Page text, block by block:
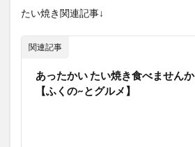
たい焼き関連記事↓
関連記事
あったかい たい焼き食べませんか
【ふくの~とグルメ】